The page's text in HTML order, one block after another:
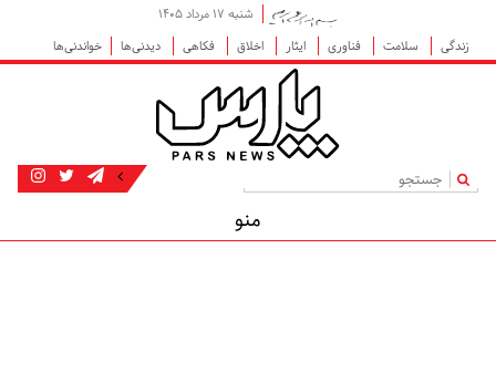
شنبه ۱۷ مرداد ۱۴۰۵
زندگی
سلامت فناوری ایثار اخلاق فکاهی دیدنی‌ها خواندنی‌ها
|
منو